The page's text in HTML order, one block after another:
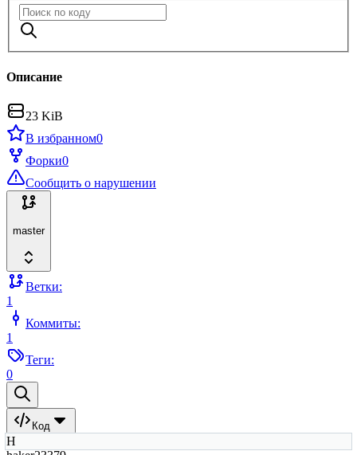
Описание
23 KiB
В избранном0
Форки0
Сообщить о нарушении
master
Ветки:
1
Коммиты:
1
Теги:
0
Код
H